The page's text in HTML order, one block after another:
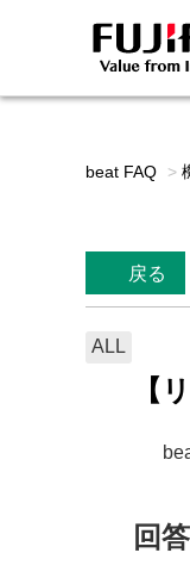
beat FAQ >
戻る
ALL
【
回答